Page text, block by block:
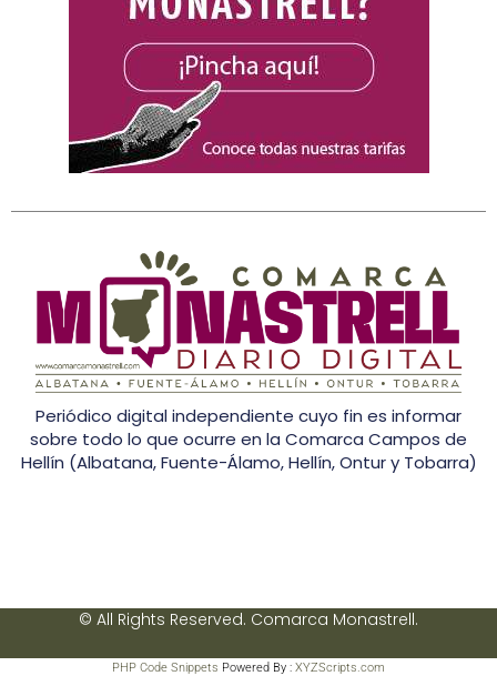
Periódico digital independiente cuyo fin es informar
sobre todo lo que ocurre en la Comarca Campos de
Hellín (Albatana, Fuente-Álamo, Hellín, Ontur y Tobarra)
© All Rights Reserved. Comarca Monastrell.
PHP Code Snippets Powered By : XYZScripts.com